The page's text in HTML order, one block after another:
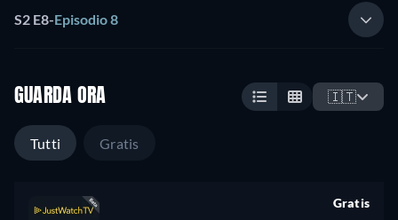
S2 E8-Episodio 8
GUARDA ORA 🇮🇹
Tutti Gratis
Gratis